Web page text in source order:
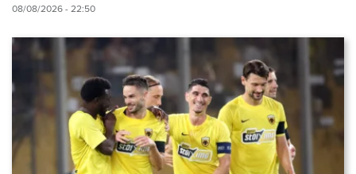
08/08/2026 - 22:50